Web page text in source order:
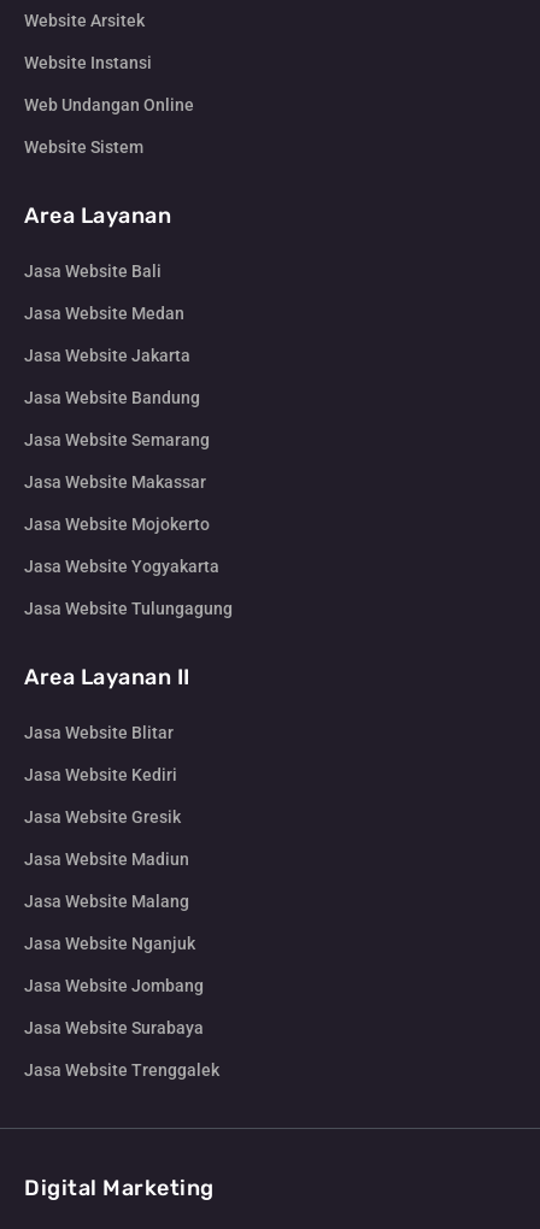
Website Arsitek
Website Instansi
Web Undangan Online
Website Sistem
Area Layanan
Jasa Website Bali
Jasa Website Medan
Jasa Website Jakarta
Jasa Website Bandung
Jasa Website Semarang
Jasa Website Makassar
Jasa Website Mojokerto
Jasa Website Yogyakarta
Jasa Website Tulungagung
Area Layanan II
Jasa Website Blitar
Jasa Website Kediri
Jasa Website Gresik
Jasa Website Madiun
Jasa Website Malang
Jasa Website Nganjuk
Jasa Website Jombang
Jasa Website Surabaya
Jasa Website Trenggalek
Digital Marketing